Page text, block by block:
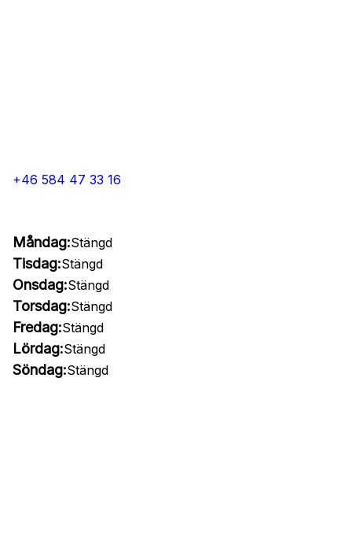
+46 584 47 33 16
Måndag:Stängd
Tisdag:Stängd
Onsdag:Stängd
Torsdag:Stängd
Fredag:Stängd
Lördag:Stängd
Söndag:Stängd